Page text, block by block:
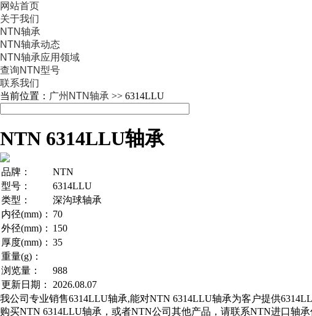
网站首页
关于我们
NTN轴承
NTN轴承动态
NTN轴承应用领域
查询NTN型号
联系我们
当前位置： 广州NTN轴承 >> 6314LLU
NTN 6314LLU轴承
品牌：
NTN
型号：
6314LLU
类型：
深沟球轴承
内径(mm)： 70
外径(mm)： 150
厚度(mm)： 35
重量(g)：
浏览量：
988
更新日期：
2026.08.07
我公司专业销售6314LLU轴承,能对NTN 6314LLU轴承为客户提供
购买NTN 6314LLU轴承，或者NTN公司其他产品，请联系NTN进口轴